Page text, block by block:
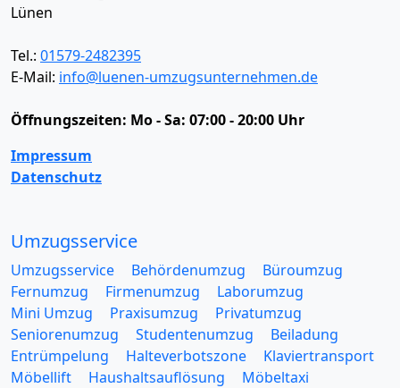
Lünen
Tel.: 01579-2482395
E-Mail: info@luenen-umzugsunternehmen.de
Öffnungszeiten: Mo - Sa: 07:00 - 20:00 Uhr
Impressum
Datenschutz
Umzugsservice
Umzugsservice Behördenumzug
Büroumzug
Fernumzug
Firmenumzug
Laborumzug
Mini Umzug
Praxisumzug
Privatumzug
Seniorenumzug
Studentenumzug
Beiladung
Entrümpelung
Halteverbotszone
Klaviertransport
Möbellift
Haushaltsauflösung
Möbeltaxi